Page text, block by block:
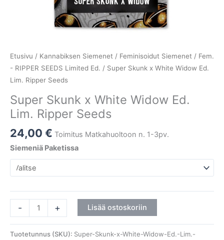
Etusivu / Kannabiksen Siemenet / Feminisoidut Siemenet / Fem.
- RIPPER SEEDS Limited Ed. / Super Skunk x White Widow Ed.
Lim. Ripper Seeds
Super Skunk x White Widow Ed.
Lim. Ripper Seeds
24,00 € Toimitus Matkahuoltoon n. 1-3pv.
Siemeniä Paketissa
- + Lisää ostoskoriin
Tuotetunnus (SKU): Super-Skunk-x-White-Widow-Ed.-Lim.-